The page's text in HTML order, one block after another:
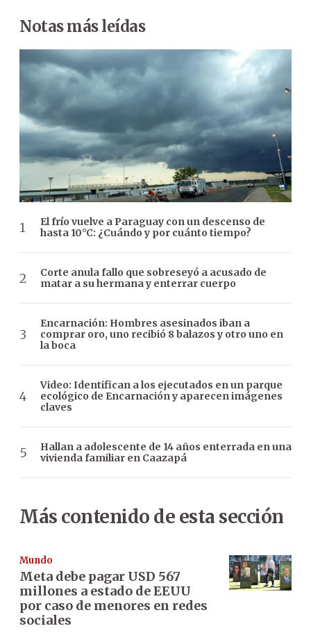
Notas más leídas
El frío vuelve a Paraguay con un descenso de
hasta 10°C: ¿Cuándo y por cuánto tiempo?
Corte anula fallo que sobreseyó a acusado de
matar a su hermana y enterrar cuerpo
Encarnación: Hombres asesinados iban a
comprar oro, uno recibió 8 balazos y otro uno en
la boca
Video: Identifican a los ejecutados en un parque
ecológico de Encarnación y aparecen imágenes
claves
Hallan a adolescente de 14 años enterrada en una
vivienda familiar en Caazapá
Más contenido de esta sección
Mundo
Meta debe pagar USD 567
millones a estado de EEUU
por caso de menores en redes
sociales